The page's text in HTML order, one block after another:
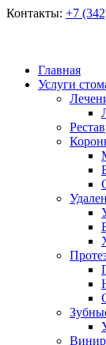
Контакты: +7
Главная
Услуги